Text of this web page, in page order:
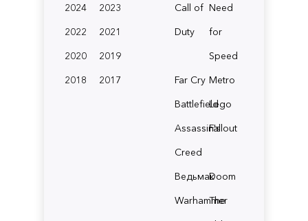
2024
2023
2022
2021
2020
2019
2018
2017
Call of
Duty
Need
for
Speed
Far Cry Metro
BattlefieldLego
Assassin's
Creed
Fallout
ВедьмакDoom
Warhammer
The